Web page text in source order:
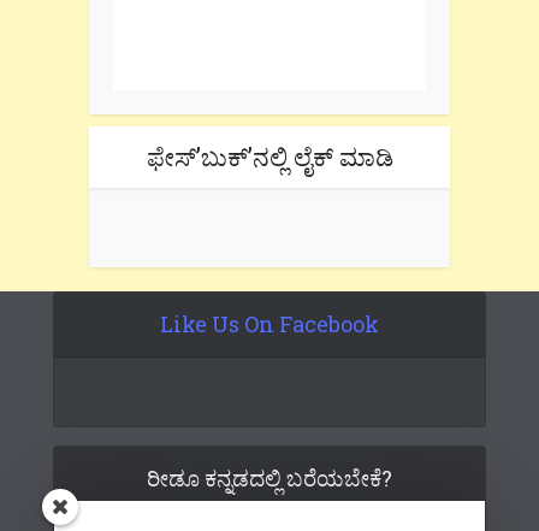
ಫೇಸ್’ಬುಕ್’ನಲ್ಲಿ ಲೈಕ್ ಮಾಡಿ
Like Us On Facebook
ರೀಡೂ ಕನ್ನಡದಲ್ಲಿ ಬರೆಯಬೇಕೆ?